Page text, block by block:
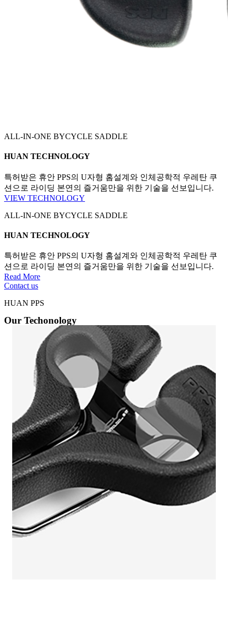
ALL-IN-ONE BYCYCLE SADDLE
HUAN TECHNOLOGY
특허받은 휴안 PPS의 U자형 홈설계와 인체공학적 우레탄 쿠
션으로 라이딩 본연의 즐거움만을 위한 기술을 선보입니다.
VIEW TECHNOLOGY
ALL-IN-ONE BYCYCLE SADDLE
HUAN TECHNOLOGY
특허받은 휴안 PPS의 U자형 홈설계와 인체공학적 우레탄 쿠
션으로 라이딩 본연의 즐거움만을 위한 기술을 선보입니다.
Read More
Contact us
HUAN PPS
Our Techonology